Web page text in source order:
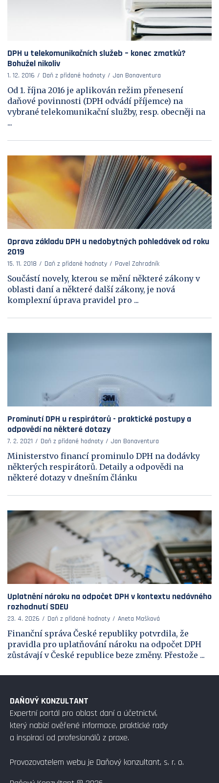
DPH u telekomunikačních služeb – konec zmatků?
Bohužel nikoliv
1. 12. 2016 Daň z přidané hodnoty Jan Bonaventura
Od 1. října 2016 je aplikován režim přenesení
daňové povinnosti (DPH odvádí příjemce) na
vybrané telekomunikační služby, resp. obecněji na
...
Oprava základu DPH u nedobytných pohledávek od roku
2019
15. 11. 2018 Daň z přidané hodnoty Pavel Zahradník
Součástí novely, kterou se mění některé zákony v
oblasti daní a některé další zákony, je nová
komplexní úprava pravidel pro ...
Prominutí DPH u respirátorů - praktické postupy a
odpovědí na některé dotazy
7. 2. 2021 Daň z přidané hodnoty Jan Bonaventura
Ministerstvo financí prominulo DPH na dodávky
některých respirátorů. Detaily a odpovědi na
některé dotazy v dnešním článku
Uplatnění nároku na odpočet DPH v kontextu nedávného
rozhodnutí SDEU
23. 4. 2026 Daň z přidané hodnoty Aneta Mašková
Finanční správa České republiky potvrdila, že
pravidla pro uplatňování nároku na odpočet DPH
zůstávají v České republice beze změny. Přestože ...
DAŇOVÝ KONZULTANT
Expertní portál pro oblast daní a účetnictví,
který nabízí ověřené informace, praktické rady
a inspiraci od profesionálů z praxe.
Provozovatelem webu je Daňový konzultant, s. r. o.